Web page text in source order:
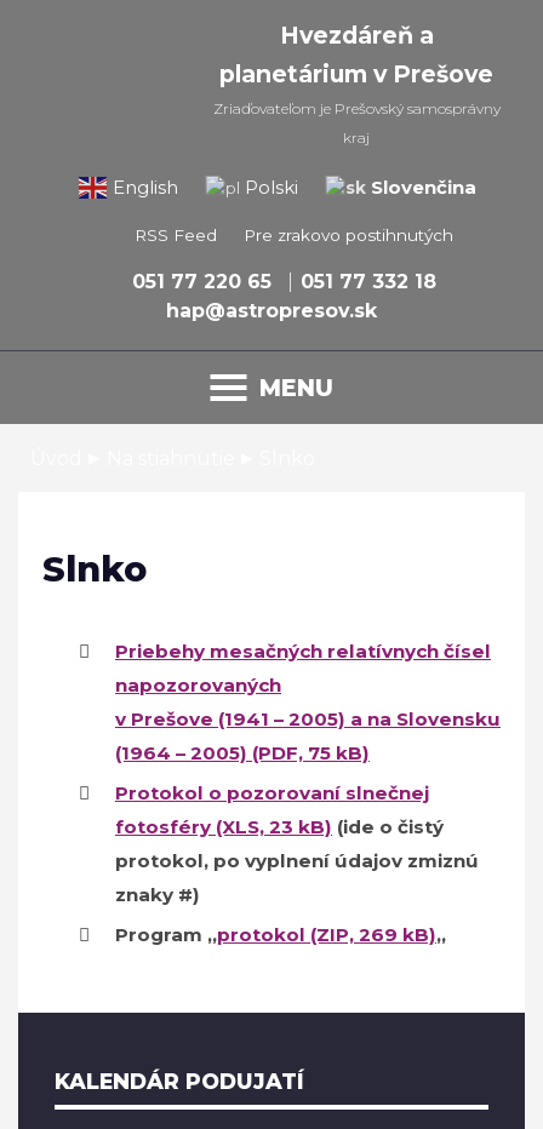
Hvezdáreň a
planetárium v Prešove
Zriaďovateľom je Prešovský samosprávny
kraj
English Polski Slovenčina
Pre zrakovo postihnutých
RSS Feed
051 77 220 65
051 77 332 18
hap@astropresov.sk
MENU
Slnko
Priebehy mesačných relatívnych čísel
napozorovaných
v Prešove (1941 – 2005) a na Slovensku
(1964 – 2005) (PDF, 75 kB)
Protokol o pozorovaní slnečnej
fotosféry (XLS, 23 kB) (ide o čistý
protokol, po vyplnení údajov zmiznú
znaky #)
Program „protokol (ZIP, 269 kB)„
KALENDÁR PODUJATÍ